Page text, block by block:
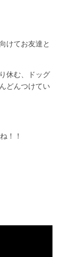
けてお友達と
休む、ドッグ
どんつけてい
！！